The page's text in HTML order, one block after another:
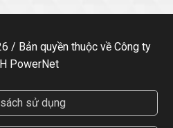
/ Bản quyền thuộc về Công ty
PowerNet
sử dụng